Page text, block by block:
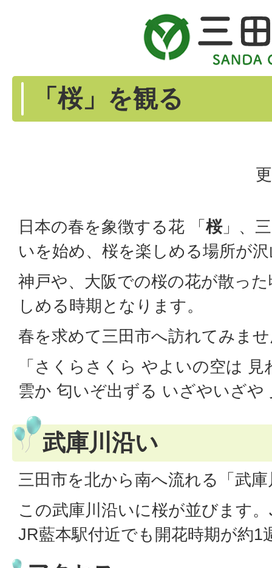
「桜」を観る
日本の春を象徴する花 「 桜」、
いを始め、桜を楽しめる場所が
神戸や、大阪での桜の花が散っ
しめる時期となります。
春を求めて三田市へ訪れてみま
「さくらさくら やよいの空は
雲か 匂いぞ出ずる いざやいざや
武庫川沿い
三田市を北から南へ流れる「武庫
この武庫川沿いに桜が並びます
JR藍本駅付近でも開花時期が約1